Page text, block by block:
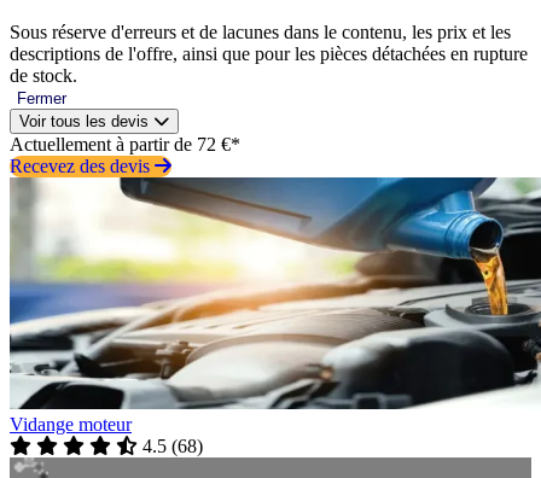
Sous réserve d'erreurs et de lacunes dans le contenu, les prix et les
descriptions de l'offre, ainsi que pour les pièces détachées en rupture
de stock.
Fermer
Voir tous les devis
Actuellement à partir de 72 €*
Recevez des devis
Vidange moteur
4.5 (68)